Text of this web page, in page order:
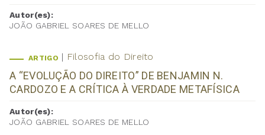
Autor(es):
JOÃO GABRIEL SOARES DE MELLO
ARTIGO Filosofia do Direito
A “EVOLUÇÃO DO DIREITO” DE BENJAMIN N.
CARDOZO E A CRÍTICA À VERDADE METAFÍSICA
Autor(es):
JOÃO GABRIEL SOARES DE MELLO